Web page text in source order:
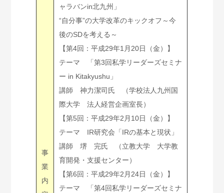
事
業
内
ャラバンin北九州」
“自分事”の大学改革のキックオフ～今
後のSDを考える～
【第4回：平成29年1月20日（金）】
テーマ 「第3回私学リーダーズセミナ
ー in Kitakyushu」
講師 神力潔司氏 （学校法人九州国
際大学 法人経営企画室長）
【第5回：平成29年2月10日（金）】
テーマ IR研究会「IRの基本と現状」
講師 堺 完氏 （立教大学 大学教
育開発・支援センター）
【第6回：平成29年2月24日（金）】
テーマ 「第4回私学リーダーズセミナ